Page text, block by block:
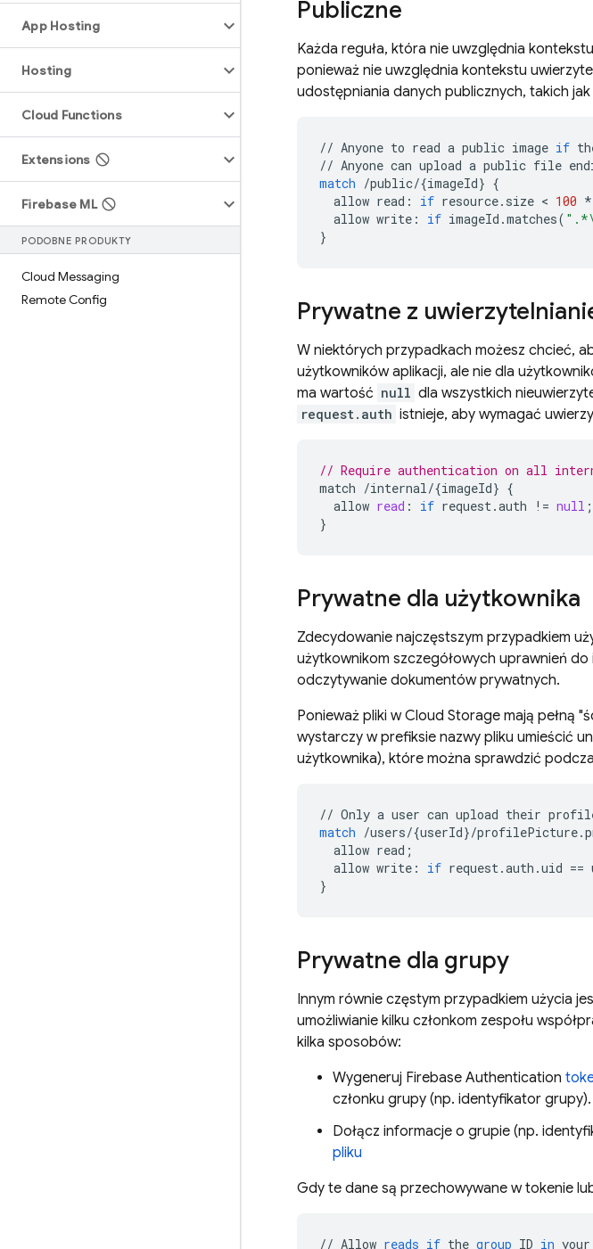
App Hosting
Hosting
Cloud Functions
Extensions
Firebase ML
PODOBNE PRODUKTY
Cloud Messaging
Remote Config
Publiczne
Każda reguła, która nie uwzględnia kontekstu
ponieważ nie uwzględnia kontekstu
udostępniania danych publicznych, takich
// Anyone to read a public image if
// Anyone can upload a public file
match /public/{imageId} {
allow read : if resource. size < 100 *
allow write : if imageId .matches( ".*
}
Prywatne z
W niektórych przypadkach możesz chcieć,
użytkowników aplikacji, ale nie dla
ma wartość null dla wszystkich
request.auth istnieje, aby wymagać
// Require authentication on all
match /internal/{imageId} {
allow read : if request.auth ! = null ;
}
Prywatne dla użytkownika
Zdecydowanie najczęstszym przypadkiem
użytkownikom szczegółowych uprawnień
odczytywanie dokumentów prywatnych.
Ponieważ pliki wCloud Storage mają pełną
wystarczy w prefiksie nazwy pliku umieścić
użytkownika), które można sprawdzić
// Only a user can upload their
match /users/{userId}/profilePicture.
allow read ;
allow write : if request.auth .uid ==
}
Prywatne dla grupy
Innym równie częstym przypadkiem użycia
umożliwianie kilku członkom zespołu
kilka sposobów:
Wygeneruj Firebase Authentication
członku grupy (np. identyfikator grupy).
Dołącz informacje o grupie (np.
pliku
Gdy te dane są przechowywane w tokenie
// Allow reads if the group ID in your